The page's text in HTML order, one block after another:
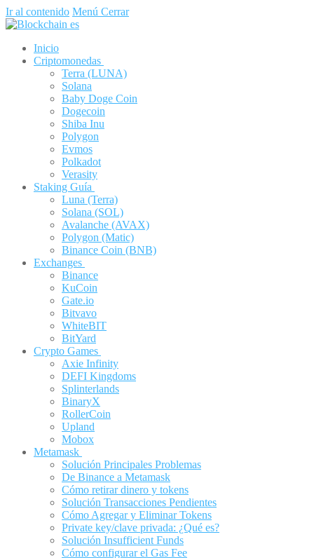
Ir al contenido Menú Cerrar
Inicio
Criptomonedas
Terra (LUNA)
Solana
Baby Doge Coin
Dogecoin
Shiba Inu
Polygon
Evmos
Polkadot
Verasity
Staking Guía
Luna (Terra)
Solana (SOL)
Avalanche (AVAX)
Polygon (Matic)
Binance Coin (BNB)
Exchanges
Binance
KuCoin
Gate.io
Bitvavo
WhiteBIT
BitYard
Crypto Games
Axie Infinity
DEFI Kingdoms
Splinterlands
BinaryX
RollerCoin
Upland
Mobox
Metamask
Solución Principales Problemas
De Binance a Metamask
Cómo retirar dinero y tokens
Solución Transacciones Pendientes
Cómo Agregar y Eliminar Tokens
Private key/clave privada: ¿Qué es?
Solución Insufficient Funds
Cómo configurar el Gas Fee